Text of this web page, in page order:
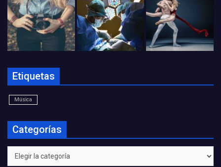
Etiquetas
Música
Categorías
Categorías